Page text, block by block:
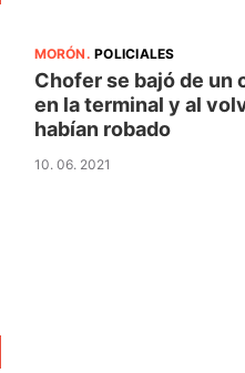
MORÓN .POLICIALES
Chofer se bajó de un
en la terminal y al
habían robado
10. 06. 2021